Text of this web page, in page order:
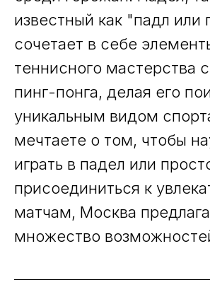
известный как "падл или
сочетает в себе
теннисного мастерства
пинг-понга, делая его
уникальным видом
мечтаете о том, чтобы
играть в падел или
присоединиться к
матчам, Москва
множество